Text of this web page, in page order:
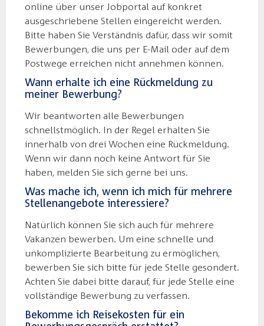
online über unser Jobportal auf konkret
ausgeschriebene Stellen eingereicht werden.
Bitte haben Sie Verständnis dafür, dass wir somit
Bewerbungen, die uns per E-Mail oder auf dem
Postwege erreichen nicht annehmen können.
Wann erhalte ich eine Rückmeldung zu
meiner Bewerbung?
Wir beantworten alle Bewerbungen
schnellstmöglich. In der Regel erhalten Sie
innerhalb von drei Wochen eine Rückmeldung.
Wenn wir dann noch keine Antwort für Sie
haben, melden Sie sich gerne bei uns.
Was mache ich, wenn ich mich für mehrere
Stellenangebote interessiere?
Natürlich können Sie sich auch für mehrere
Vakanzen bewerben. Um eine schnelle und
unkomplizierte Bearbeitung zu ermöglichen,
bewerben Sie sich bitte für jede Stelle gesondert.
Achten Sie dabei bitte darauf, für jede Stelle eine
vollständige Bewerbung zu verfassen.
Bekomme ich Reisekosten für ein